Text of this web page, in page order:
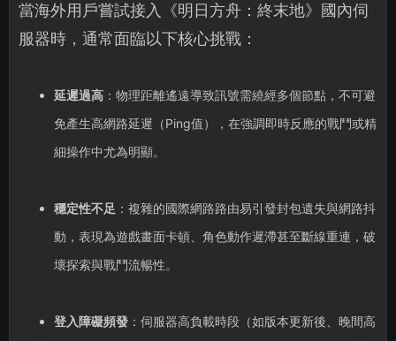
當海外用戶嘗試接入《明日方舟：終末地》國內伺
服器時，通常面臨以下核心挑戰：
延遲過高：物理距離遙遠導致訊號需繞經多個節點，不可避
免產生高網路延遲（Ping值），在強調即時反應的戰鬥或精
細操作中尤為明顯。
穩定性不足 ：複雜的國際網路路由易引發封包遺失與網路抖
動，表現為遊戲畫面卡頓、角色動作遲滯甚至斷線重連，破
壞探索與戰鬥流暢性。
登入障礙頻發：伺服器高負載時段（如版本更新後、晚間高